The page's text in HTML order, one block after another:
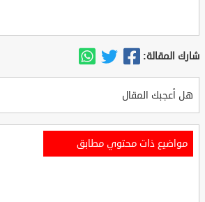
شارك المقالة:
هل أعجبك المقال
مواضيع ذات محتوي مطابق